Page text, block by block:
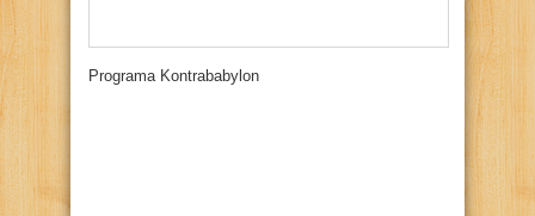
Programa Kontrababylon